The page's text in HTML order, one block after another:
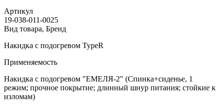
Артикул
19-038-011-0025
Вид товара, Бренд
Накидка с подогревом TypeR
Применяемость
Накидка с подогревом "ЕМЕЛЯ-2" (Спинка+сиденье, 1
режим; прочное покрытие; длинный шнур питания; стойкие к
изломам)